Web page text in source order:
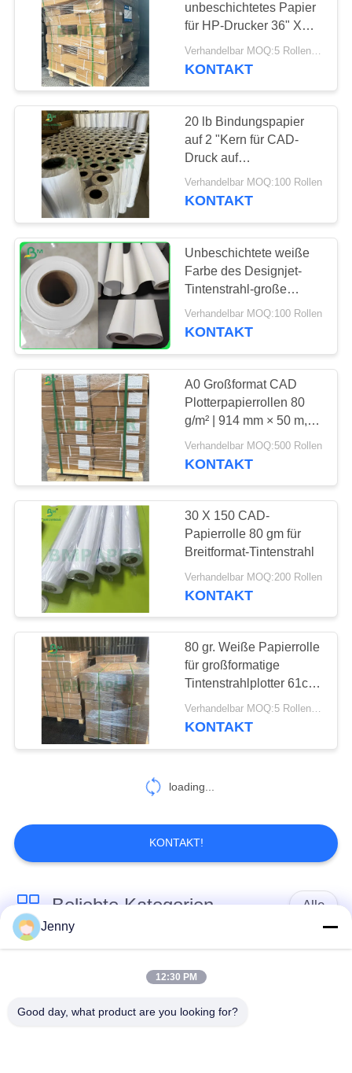
PRIVACY
POLICY
unbeschichtetes Papier
für HP-Drucker 36" X
150" 2"
Verhandelbar MOQ:5 Rollen für allgemeine Größe u. 200rolls für Sondergröße
KONTAKT
20 lb Bindungspapier
auf 2 "Kern für CAD-
Druck auf
großformatigen
Tintenstrahldrucker
Verhandelbar MOQ:100 Rollen
KONTAKT
Unbeschichtete weiße
Farbe des Designjet-
Tintenstrahl-große
Format-Papier-42 des
Zoll-X 150ft
Verhandelbar MOQ:100 Rollen
KONTAKT
A0 Großformat CAD
Plotterpapierrollen 80
g/m² | 914 mm × 50 m, 5
Rollen pro Karton
Verhandelbar MOQ:500 Rollen
KONTAKT
30 X 150 CAD-
Papierrolle 80 gm für
Breitformat-Tintenstrahl
Verhandelbar MOQ:200 Rollen
KONTAKT
80 gr. Weiße Papierrolle
für großformatige
Tintenstrahlplotter 61cm
84cm x 50m
Verhandelbar MOQ:5 Rollen für allgemeine Größe u. 200rolls für Sondergröße
KONTAKT
loading...
KONTAKT!
Beliebte Kategorien Alle
Kraftpapierrolle
Jenny
12:30 PM
Good day, what product are you looking for?